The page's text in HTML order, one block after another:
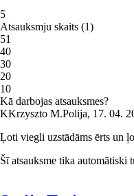
5
Atsauksmju skaits (1)
51
40
30
20
10
Kā darbojas atsauksmes?
KKrzyszto M.Polija, 17. 04.
Ļoti viegli uzstādāms ērts un
Šī atsauksme tika automātiski